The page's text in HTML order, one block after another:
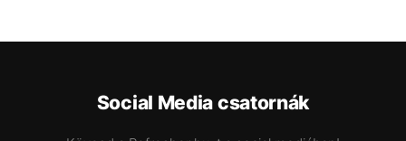
Social Media csatornák